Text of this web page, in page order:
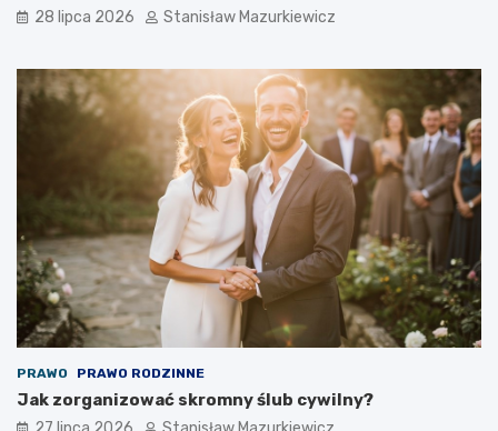
28 lipca 2026 Stanisław Mazurkiewicz
PRAWO PRAWO RODZINNE
Jak zorganizować skromny ślub cywilny?